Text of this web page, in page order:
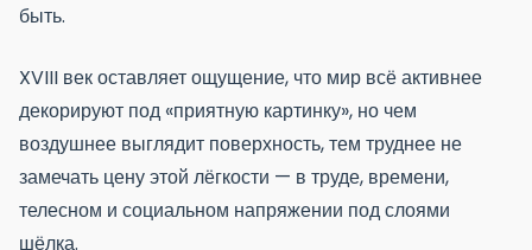
быть.
XVIII век оставляет ощущение, что мир всё активнее
декорируют под «приятную картинку», но чем
воздушнее выглядит поверхность, тем труднее не
замечать цену этой лёгкости — в труде, времени,
телесном и социальном напряжении под слоями
шёлка.